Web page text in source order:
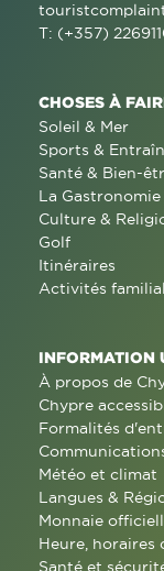
T: (+357)
CHOSES À
Soleil & Mer
Sports &
Santé & Bien-
La Gastronomie
Culture &
Golf
Itinéraires
Activités
INFORMATION
À propos de
Chypre
Formalités
Météo et climat
Langues &
Monnaie
Heure, horaires
Santé et